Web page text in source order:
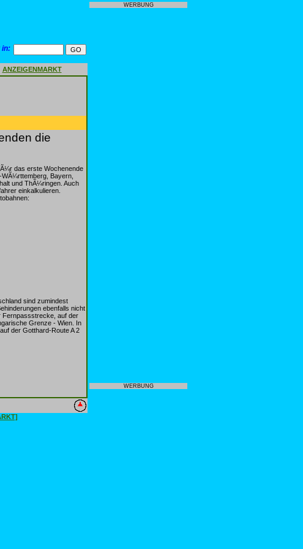
in:
ANZEIGENMARKT
die
das erste Wochenende
Bayern,
und ThÃ¼ringen. Auch
einkalkulieren.
sind zumindest
ebenfalls nicht
Fernpassstrecke, auf der
Grenze - Wien. In
der Gotthard-Route A 2
WERBUNG
WERBUNG